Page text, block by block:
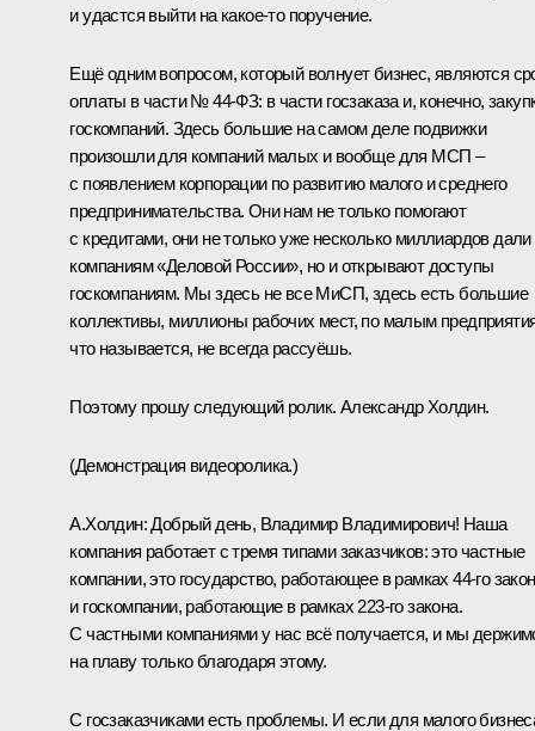
и удастся выйти на какое‑то поручение.
Ещё одним вопросом, который волнует бизнес, являются
оплаты в части № 44-ФЗ: в части госзаказа и, конечно,
госкомпаний. Здесь большие на самом деле подвижки
произошли для компаний малых и вообще для МСП –
с появлением корпорации по развитию малого и среднего
предпринимательства. Они нам не только помогают
с кредитами, они не только уже несколько миллиардов дали
компаниям «Деловой России», но и открывают доступы
госкомпаниям. Мы здесь не все МиСП, здесь есть большие
коллективы, миллионы рабочих мест, по малым
что называется, не всегда рассуёшь.
Поэтому прошу следующий ролик. Александр Холдин.
(Демонстрация видеоролика.)
А.Холдин:Добрый день, Владимир Владимирович! Наша
компания работает с тремя типами заказчиков: это частные
компании, это государство, работающее в рамках 44-го
и госкомпании, работающие в рамках 223-го закона.
С частными компаниями у нас всё получается, и мы
на плаву только благодаря этому.
С госзаказчиками есть проблемы. И если для малого